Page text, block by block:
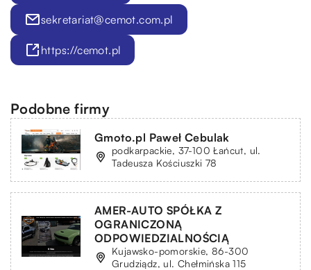
sekretariat@cemot.com.pl
https://cemot.pl
Podobne firmy
Gmoto.pl Paweł Cebulak
podkarpackie, 37-100 Łańcut, ul.
Tadeusza Kościuszki 78
AMER-AUTO SPÓŁKA Z
OGRANICZONĄ
ODPOWIEDZIALNOŚCIĄ
Kujawsko-pomorskie, 86-300
Grudziądz, ul. Chełmińska 115